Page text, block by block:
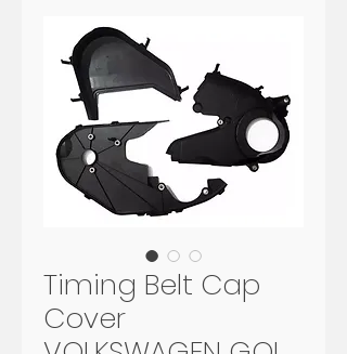
Timing Belt Cap
Cover